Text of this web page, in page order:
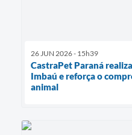
26 JUN 2026 - 15h39
CastraPet Paraná
Imbaú e reforça o
animal